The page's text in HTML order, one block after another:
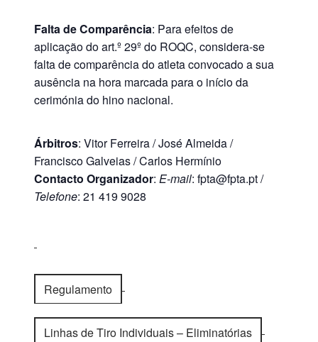
Falta de Comparência: Para efeitos de
aplicação do art.º 29º do ROQC, considera-se
falta de comparência do atleta convocado a sua
ausência na hora marcada para o início da
cerimónia do hino nacional.
Árbitros: Vitor Ferreira / José Almeida /
Francisco Galveias / Carlos Hermínio
Contacto Organizador: E-mail: fpta@fpta.pt /
Telefone: 21 419 9028
Regulamento
Linhas de Tiro Individuais – Eliminatórias